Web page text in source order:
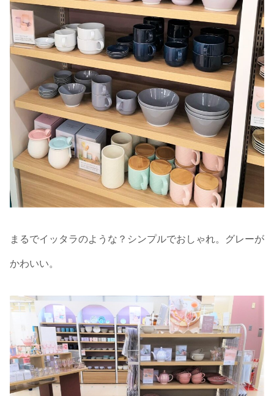
まるでイッタラのような？シンプルでおしゃれ。グレーが
かわいい。